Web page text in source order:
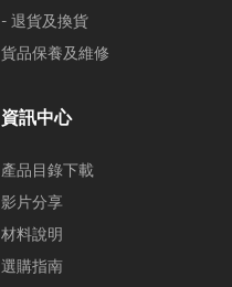
- 退貨及換貨
貨品保養及維修
資訊中心
產品目錄下載
影片分享
材料說明
選購指南